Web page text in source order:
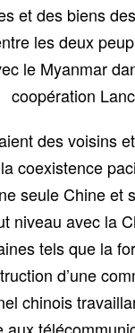
et des biens
les deux
le Myanmar
coopération
des
coexistence
seule Chine
niveau avec
tels que la
d’une
chinois